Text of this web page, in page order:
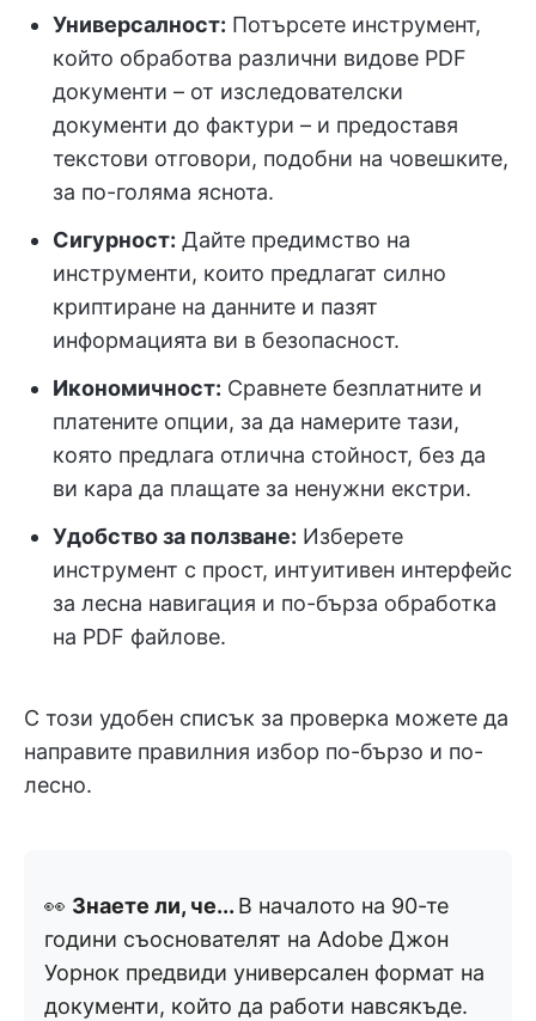
Универсалност: Потърсете инструмент,
който обработва различни видове PDF
документи – от изследователски
документи до фактури – и предоставя
текстови отговори, подобни на човешките,
за по-голяма яснота.
Сигурност: Дайте предимство на
инструменти, които предлагат силно
криптиране на данните и пазят
информацията ви в безопасност.
Икономичност: Сравнете безплатните и
платените опции, за да намерите тази,
която предлага отлична стойност, без да
ви кара да плащате за ненужни екстри.
Удобство за ползване: Изберете
инструмент с прост, интуитивен интерфейс
за лесна навигация и по-бърза обработка
на PDF файлове.
С този удобен списък за проверка можете да
направите правилния избор по-бързо и по-
лесно.
👀 Знаете ли, че... В началото на 90-те
години съоснователят на Adobe Джон
Уорнок предвиди универсален формат на
документи, който да работи навсякъде.